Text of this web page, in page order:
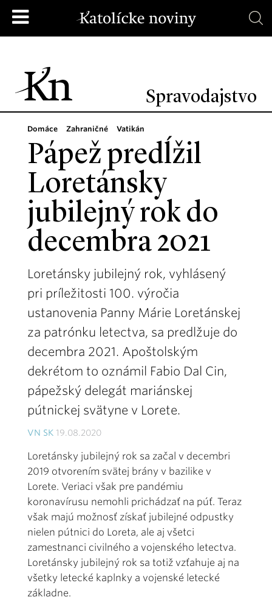
Spravodajstvo
Domáce Zahraničné Vatikán
Pápež predĺžil
Loretánsky
jubilejný rok do
decembra 2021
Loretánsky jubilejný rok, vyhlásený
pri príležitosti 100. výročia
ustanovenia Panny Márie Loretánskej
za patrónku letectva, sa predlžuje do
decembra 2021. Apoštolským
dekrétom to oznámil Fabio Dal Cin,
pápežský delegát mariánskej
pútnickej svätyne v Lorete.
VN SK 19.08.2020
Loretánsky jubilejný rok sa začal v decembri
2019 otvorením svätej brány v bazilike v
Lorete. Veriaci však pre pandémiu
koronavírusu nemohli prichádzať na púť. Teraz
však majú možnosť získať jubilejné odpustky
nielen pútnici do Loreta, ale aj všetci
zamestnanci civilného a vojenského letectva.
Loretánsky jubilejný rok sa totiž vzťahuje aj na
všetky letecké kaplnky a vojenské letecké
základne.